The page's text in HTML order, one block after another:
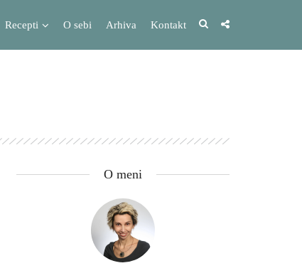
Recepti O sebi Arhiva Kontakt
O meni